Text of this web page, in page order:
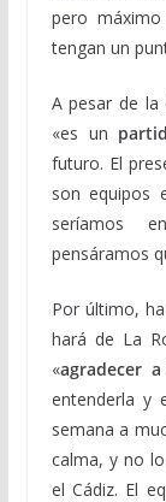
pero
tengan un
A pesar de la
«es un
futuro. El
son equipos
seríamos
pensáramos
Por último,
hará de La
«agradecer
entenderla y
semana a
calma, y no
el Cádiz. El